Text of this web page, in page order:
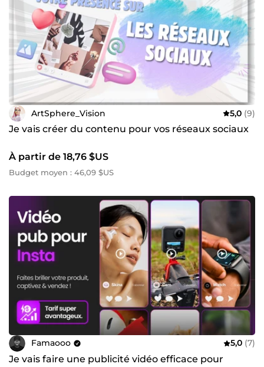
ArtSphere_Vision 5,0 (9)
Je vais créer du contenu pour vos réseaux sociaux
À partir de 18,76 $US
Budget moyen : 46,09 $US
Famaooo 5,0 (7)
Je vais faire une publicité vidéo efficace pour